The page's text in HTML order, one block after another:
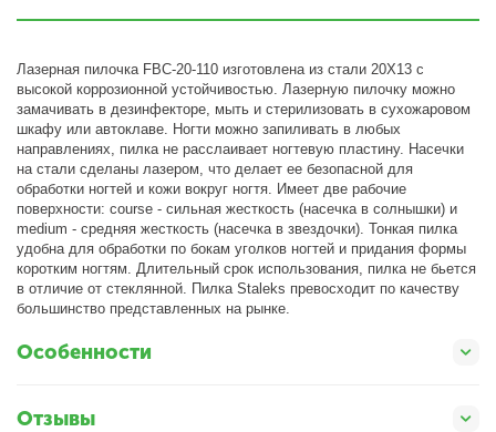
Лазерная пилочка FBC-20-110 изготовлена из стали 20Х13 с
высокой коррозионной устойчивостью. Лазерную пилочку можно
замачивать в дезинфекторе, мыть и стерилизовать в сухожаровом
шкафу или автоклаве. Ногти можно запиливать в любых
направлениях, пилка не расслаивает ногтевую пластину. Насечки
на стали сделаны лазером, что делает ее безопасной для
обработки ногтей и кожи вокруг ногтя. Имеет две рабочие
поверхности: сourse - сильная жесткость (насечка в солнышки) и
medium - средняя жесткость (насечка в звездочки). Тонкая пилка
удобна для обработки по бокам уголков ногтей и придания формы
коротким ногтям. Длительный срок использования, пилка не бьется
в отличие от стеклянной. Пилка Staleks превосходит по качеству
большинство представленных на рынке.
Особенности
Отзывы